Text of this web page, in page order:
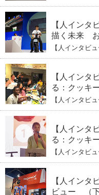
（下）おも
おもちゃの心
イボックス」
【人インタ
描く未来 お
式会社
（上）「変
【人インタビ
おもちゃの心
ーの軌跡
【人インタ
る：クッキ
ひとみ（下
笑いの子
【人インタビ
生地で夢を叶
【人インタ
る：クッキ
ひとみ（上
できる」
【人インタビ
生地で夢を叶
【人インタ
ビュー （